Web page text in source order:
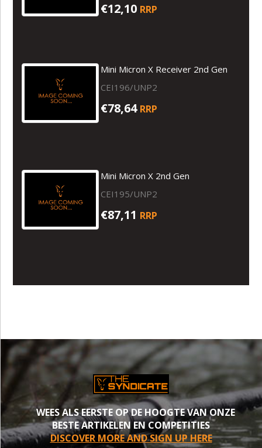
€12,10 RRP
Mini Micron X Receiver 2nd Gen
CEI196/UNP2
€78,64 RRP
Mini Micron X 2nd Gen
CEI195/UNP2
€87,11 RRP
WEES ALS EERSTE OP DE HOOGTE VAN ONZE
BESTE ARTIKELEN EN COMPETITIES
DISCOVER MORE AND SIGN UP HERE